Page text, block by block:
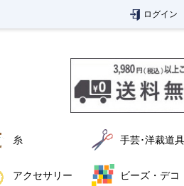
ログイン
糸 手芸･洋裁道具
アクセサリー ビーズ・デコ